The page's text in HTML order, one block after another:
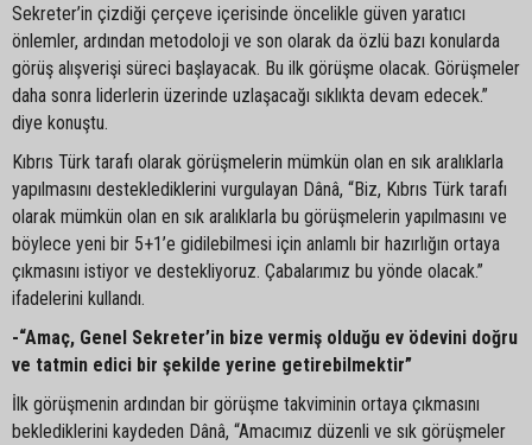
Sekreter’in çizdiği çerçeve içerisinde öncelikle güven yaratıcı
önlemler, ardından metodoloji ve son olarak da özlü bazı konularda
görüş alışverişi süreci başlayacak. Bu ilk görüşme olacak. Görüşmeler
daha sonra liderlerin üzerinde uzlaşacağı sıklıkta devam edecek.”
diye konuştu.
Kıbrıs Türk tarafı olarak görüşmelerin mümkün olan en sık aralıklarla
yapılmasını desteklediklerini vurgulayan Dânâ, “Biz, Kıbrıs Türk tarafı
olarak mümkün olan en sık aralıklarla bu görüşmelerin yapılmasını ve
böylece yeni bir 5+1’e gidilebilmesi için anlamlı bir hazırlığın ortaya
çıkmasını istiyor ve destekliyoruz. Çabalarımız bu yönde olacak.”
ifadelerini kullandı.
-“Amaç, Genel Sekreter’in bize vermiş olduğu ev ödevini doğru
ve tatmin edici bir şekilde yerine getirebilmektir”
İlk görüşmenin ardından bir görüşme takviminin ortaya çıkmasını
beklediklerini kaydeden Dânâ, “Amacımız düzenli ve sık görüşmeler